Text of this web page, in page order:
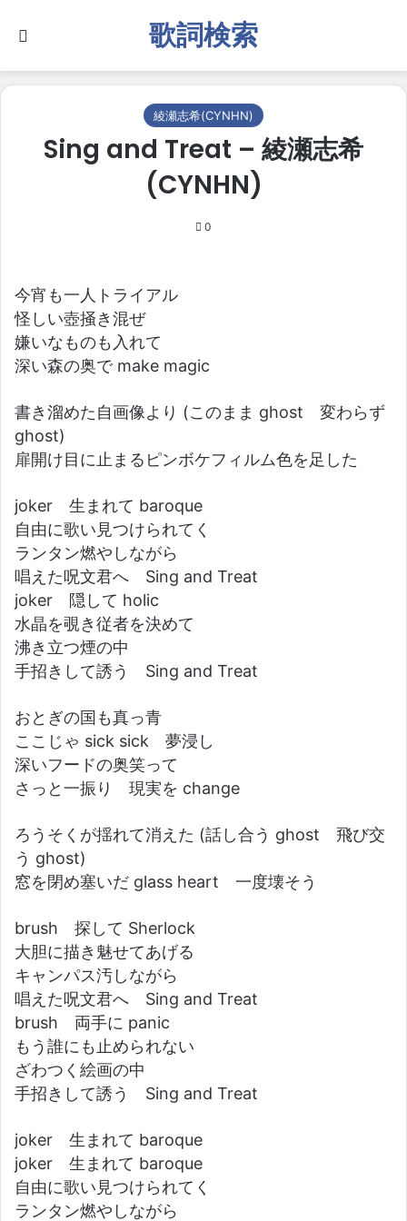
歌詞検索
綾瀬志希(CYNHN)
Sing and Treat – 綾瀬志希
(CYNHN)
0
今宵も一人トライアル
怪しい壺掻き混ぜ
嫌いなものも入れて
深い森の奥で make magic
書き溜めた自画像より (このまま ghost 変わらず
ghost)
扉開け目に止まるピンボケフィルム色を足した
joker 生まれて baroque
自由に歌い見つけられてく
ランタン燃やしながら
唱えた呪文君へ Sing and Treat
joker 隠して holic
水晶を覗き従者を決めて
沸き立つ煙の中
手招きして誘う Sing and Treat
おとぎの国も真っ青
ここじゃ sick sick 夢浸し
深いフードの奥笑って
さっと一振り 現実を change
ろうそくが揺れて消えた (話し合う ghost 飛び交
う ghost)
窓を閉め塞いだ glass heart 一度壊そう
brush 探して Sherlock
大胆に描き魅せてあげる
キャンパス汚しながら
唱えた呪文君へ Sing and Treat
brush 両手に panic
もう誰にも止められない
ざわつく絵画の中
手招きして誘う Sing and Treat
joker 生まれて baroque
joker 生まれて baroque
自由に歌い見つけられてく
ランタン燃やしながら